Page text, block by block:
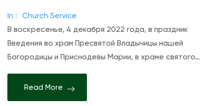
и
А
р
х
и
м
а
In :
Church Service
В воскресенье, 4 декабря 2022 года, в праздник
Введения во храм Пресвятой Владычицы нашей
Богородицы и Приснодевы Марии, в храме святого…
Read More